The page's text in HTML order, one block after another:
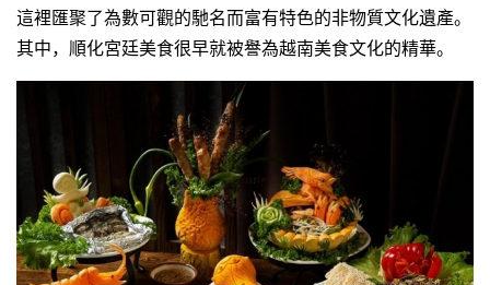
的
合
LOCAL
旅
行
這裡匯聚了為數可觀的馳名而富有特色的非物質文化遺產。
其中，順化宮廷美食很早就被譽為越南美食文化的精華。